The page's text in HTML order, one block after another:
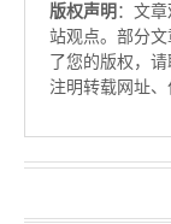
版权声明 ：文
站观点。部分
了您的版权，
注明转载网址、